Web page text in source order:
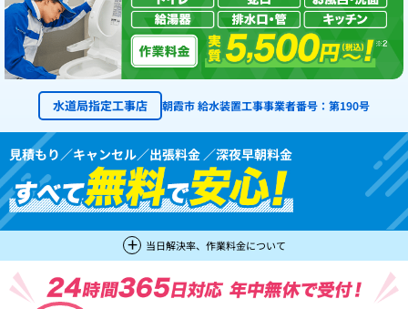
水道局指定工事店 朝霞市 給水装置工事事業者番号：第190号
見積もり／キャンセル／出張料金 ／深夜早朝料金
当日解決率、作業料金について